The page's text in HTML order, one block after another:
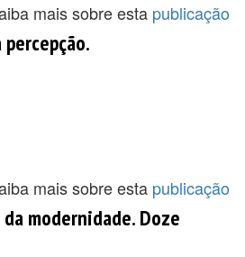
mais sobre esta publicação
mais sobre esta publicação
modernidade. Doze